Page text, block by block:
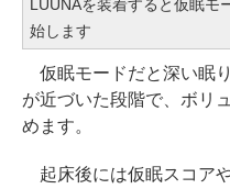
LUUNAを装着すると仮眠
始します
仮眠モードだと深い眠
が近づいた段階で、ボリ
めます。
起床後には仮眠スコア